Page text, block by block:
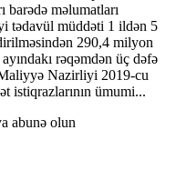
barədə məlumatları
tədavül müddəti 1 ildən 5
290,4 milyon
rəqəmdən üç dəfə
Nazirliyi 2019-cu
istiqrazlarının ümumi...
abunə olun